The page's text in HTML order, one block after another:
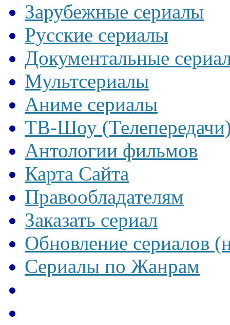
Зарубежные сериалы
Русские сериалы
Документальные
Мультсериалы
Аниме сериалы
ТВ-Шоу
Антологии фильмов
Карта Сайта
Правообладателям
Заказать сериал
Обновление сериалов
Сериалы по Жанрам